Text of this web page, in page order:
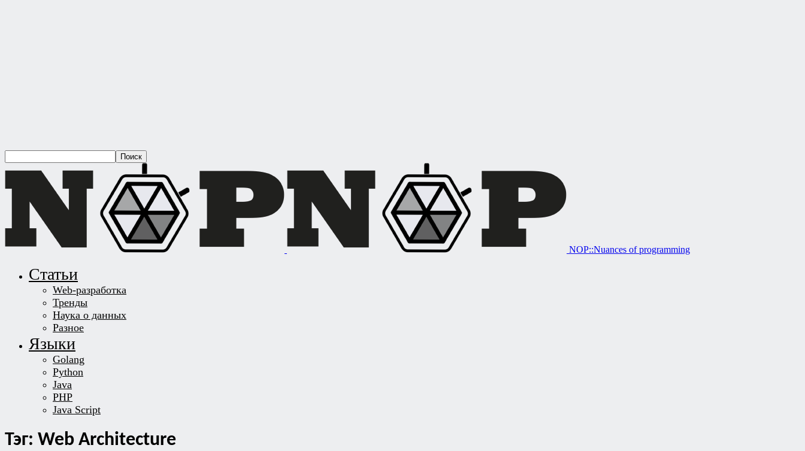
NOP::Nuances of programming
Статьи
Web-разработка
Тренды
Наука о данных
Разное
Языки
Golang
Python
Java
PHP
Java Script
Тэг: Web Architecture